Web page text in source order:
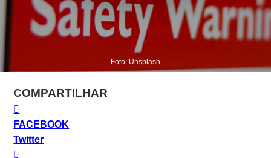
Foto: Unsplash
COMPARTILHAR
FACEBOOK
Twitter